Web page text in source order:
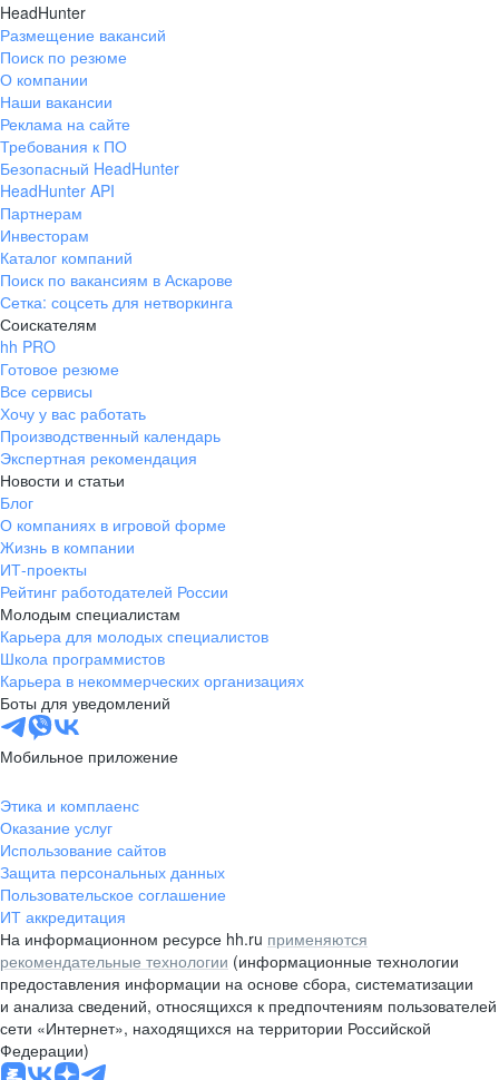
HeadHunter
Размещение вакансий
Поиск по резюме
О компании
Наши вакансии
Реклама на сайте
Требования к ПО
Безопасный HeadHunter
HeadHunter API
Партнерам
Инвесторам
Каталог компаний
Поиск по вакансиям в Аскарове
Сетка: соцсеть для нетворкинга
Соискателям
hh PRO
Готовое резюме
Все сервисы
Хочу у вас работать
Производственный календарь
Экспертная рекомендация
Новости и статьи
Блог
О компаниях в игровой форме
Жизнь в компании
ИТ-проекты
Рейтинг работодателей России
Молодым специалистам
Карьера для молодых специалистов
Школа программистов
Карьера в некоммерческих организациях
Боты для уведомлений
Мобильное приложение
Этика и комплаенс
Оказание услуг
Использование сайтов
Защита персональных данных
Пользовательское соглашение
ИТ аккредитация
На информационном ресурсе hh.ru применяются
рекомендательные технологии (информационные технологии
предоставления информации на основе сбора, систематизации
и анализа сведений, относящихся к предпочтениям пользователей
сети «Интернет», находящихся на территории Российской
Федерации)